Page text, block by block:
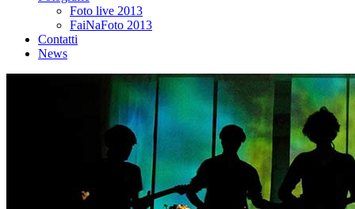
Foto live 2013
FaiNaFoto 2013
Contatti
News